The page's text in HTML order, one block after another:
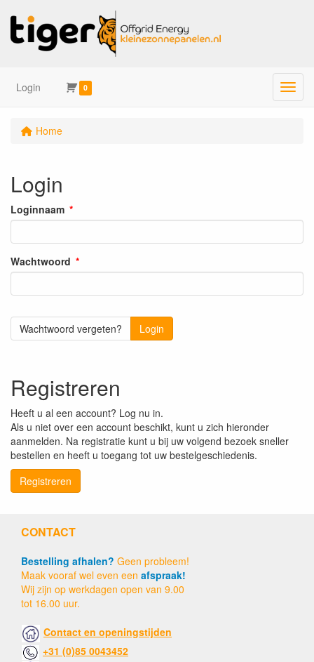
Login 0 Menu
Home
Login
Loginnaam
Wachtwoord
Wachtwoord vergeten? Login
Registreren
Heeft u al een account? Log nu in.
Als u niet over een account beschikt, kunt u zich hieronder
aanmelden. Na registratie kunt u bij uw volgend bezoek sneller
bestellen en heeft u toegang tot uw bestelgeschiedenis.
Registreren
CONTACT
Bestelling afhalen? Geen probleem!
Maak vooraf wel even een afspraak!
Wij zijn op werkdagen open van 9.00
tot 16.00 uur.
Contact en openingstijden
+31 (0)85 0043452